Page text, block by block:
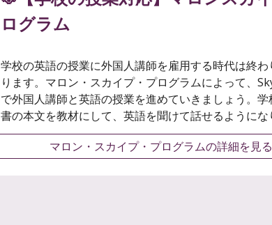
ログラム
学校の英語の授業に外国人講師を雇用する時代は終わ
ります。マロン・スカイプ・プログラムによって、
で外国人講師と英語の授業を進めていきましょう。
書の本文を教材にして、英語を聞けて話せるようにな
マロン・スカイプ・プログラムの詳細を見る